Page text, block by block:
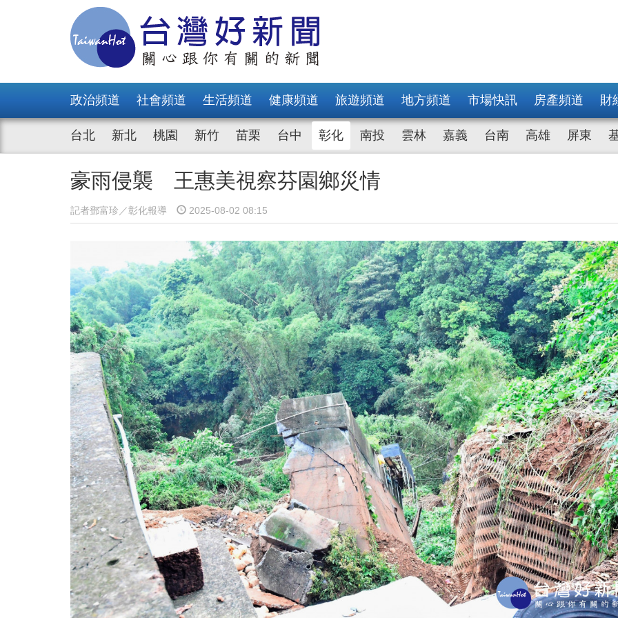
政治頻道 社會頻道 生活頻道 健康頻道 旅遊頻道 地方頻道 市場快訊 房產頻道 財
台北 新北 桃園 新竹 苗栗 台中 彰化 南投 雲林 嘉義 台南 高雄 屏東
豪雨侵襲 王惠美視察芬園鄉災情
記者鄧富珍／彰化報導 2025-08-02 08:15